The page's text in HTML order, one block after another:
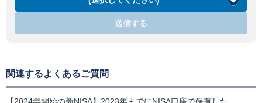
送信する
関連するよくあるご質問